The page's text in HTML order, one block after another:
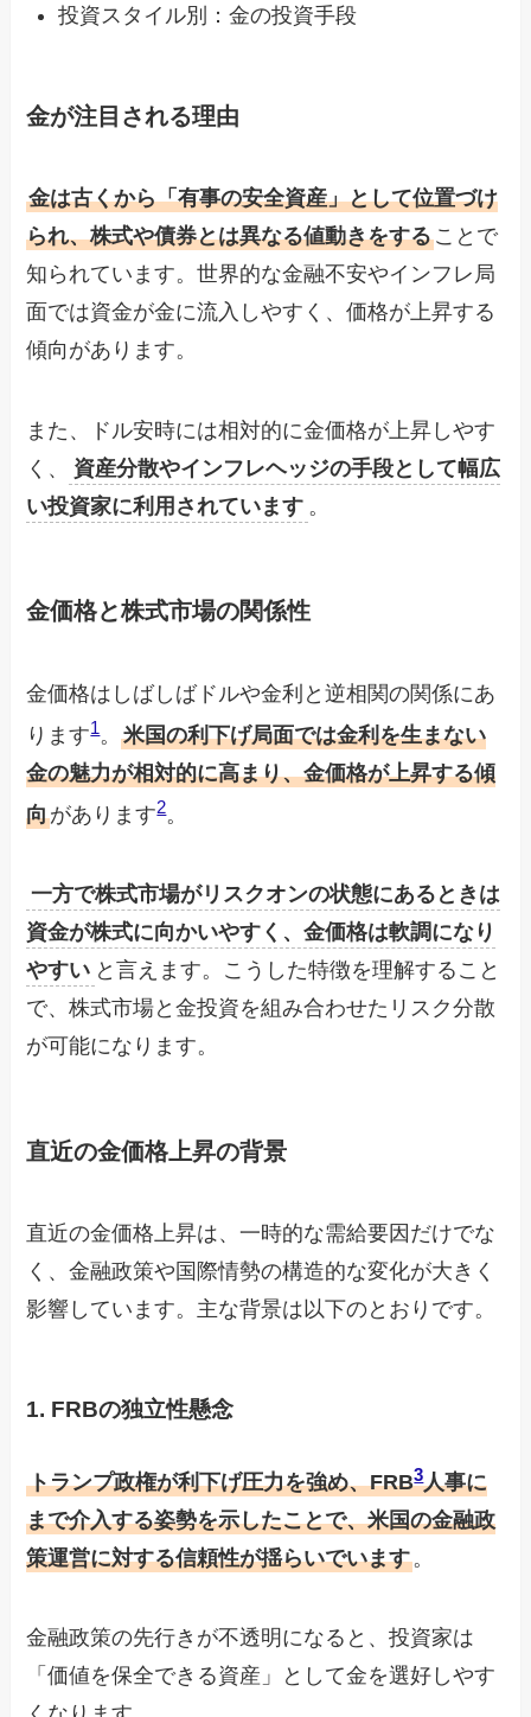
投資スタイル別：金の投資手段
金が注目される理由
金は古くから「有事の安全資産」として位置づけ
られ、株式や債券とは異なる値動きをすることで
知られています。世界的な金融不安やインフレ局
面では資金が金に流入しやすく、価格が上昇する
傾向があります。
また、ドル安時には相対的に金価格が上昇しやす
く、
資産分散やインフレヘッジの手段として幅広
い投資家に利用されています 。
金価格と株式市場の関係性
金価格はしばしばドルや金利と逆相関の関係にあ
ります1。米国の利下げ局面では金利を生まない
金の魅力が相対的に高まり、金価格が上昇する傾
向があります2。
一方で株式市場がリスクオンの状態にあるときは
資金が株式に向かいやすく、金価格は軟調になり
やすい と言えます。こうした特徴を理解すること
で、株式市場と金投資を組み合わせたリスク分散
が可能になります。
直近の金価格上昇の背景
直近の金価格上昇は、一時的な需給要因だけでな
く、金融政策や国際情勢の構造的な変化が大きく
影響しています。主な背景は以下のとおりです。
1. FRBの独立性懸念
トランプ政権が利下げ圧力を強め、FRB3人事に
まで介入する姿勢を示したことで、米国の金融政
策運営に対する信頼性が揺らいでいます。
金融政策の先行きが不透明になると、投資家は
「価値を保全できる資産」として金を選好しやす